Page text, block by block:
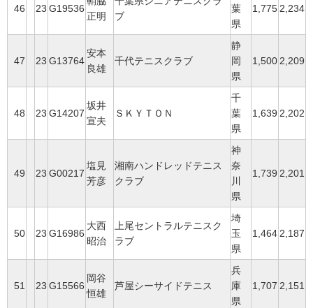
46 23 G19536
正明
ブ
葉
県
1,775 2,234
47 23 G13764
安本
良雄
千代テニスクラブ
静
岡
県
1,500 2,209
48 23 G14207
坂井
宣夫
ＳＫＹＴＯＮ
千
葉
県
1,639 2,202
49 23 G00217
塩見
芳彦
湘南ハンドレッドテニス
クラブ
神
奈
川
県
1,739 2,201
50 23 G16986
大西
昭治
上尾セントラルテニスク
ラブ
埼
玉
県
1,464 2,187
51 23 G15566
岡谷
恒雄
芦屋シーサイドテニス
兵
庫
県
1,707 2,151